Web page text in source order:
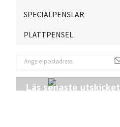
SPECIALPENSLAR
PLATTPENSEL
Läs senaste utskicket